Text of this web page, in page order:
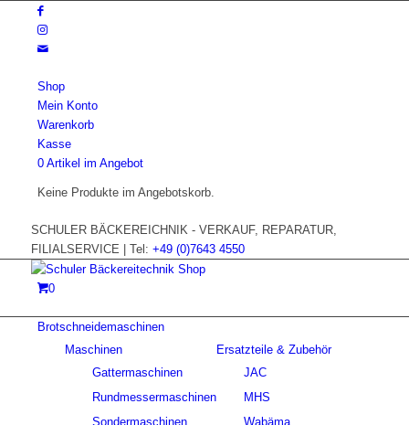
Shop
Mein Konto
Warenkorb
Kasse
0 Artikel im Angebot
Keine Produkte im Angebotskorb.
SCHULER BÄCKEREICHNIK - VERKAUF, REPARATUR,
FILIALSERVICE | Tel: +49 (0)7643 4550
0
Brotschneidemaschinen
Maschinen
Gattermaschinen
Rundmessermaschinen
Sondermaschinen
Ersatzteile & Zubehör
JAC
MHS
Wabäma